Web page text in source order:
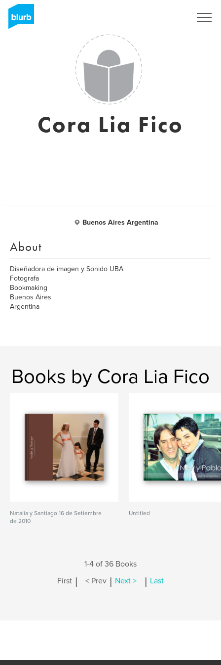
Cora Lia Fico
Buenos Aires Argentina
About
Diseñadora de imagen y Sonido UBA
Fotografa
Bookmaking
Buenos Aires
Argentina
Books by Cora Lia Fico
Natalia y Santiago 16 de Setiembre
de 2010
Untitled
1-4 of 36 Books
First | < Prev | Next > | Last